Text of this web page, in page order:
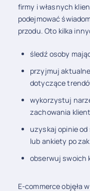
firmy i własnych
podejmować
przodu. Oto kilka
śledź osoby
przyjmuj
dotyczące
wykorzystuj
zachowania
uzyskaj opinie
lub ankiety po
obserwuj swoich
E-commerce objęła